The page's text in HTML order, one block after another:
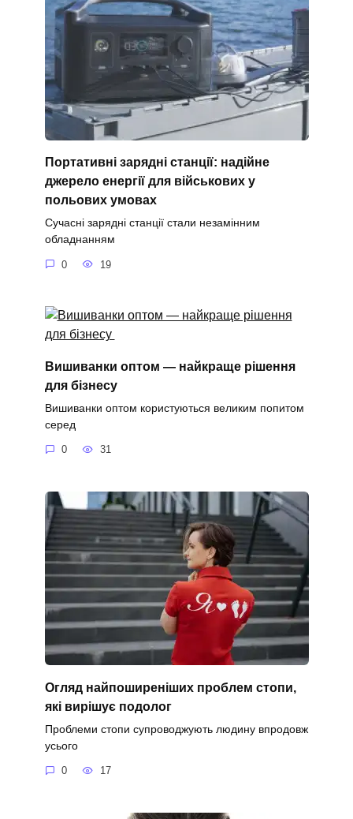
Портативні зарядні станції: надійне
джерело енергії для військових у
польових умовах
Сучасні зарядні станції стали незамінним
обладнанням
0 19
Вишиванки оптом — найкраще рішення
для бізнесу
Вишиванки оптом користуються великим попитом
серед
0 31
Огляд найпоширеніших проблем стопи,
які вирішує подолог
Проблеми стопи супроводжують людину впродовж
усього
0 17